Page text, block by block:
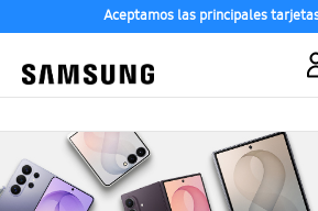
Aceptamos las principales